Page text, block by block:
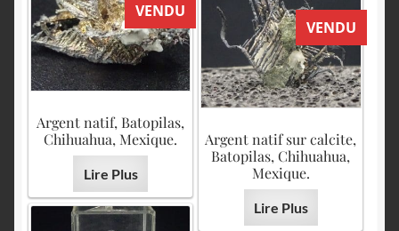
VENDU
Argent natif, Batopilas,
Chihuahua, Mexique.
Lire Plus
VENDU
Argent natif sur calcite,
Batopilas, Chihuahua,
Mexique.
Lire Plus